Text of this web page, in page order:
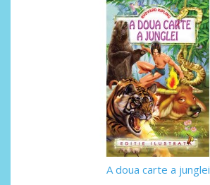
A doua carte a junglei